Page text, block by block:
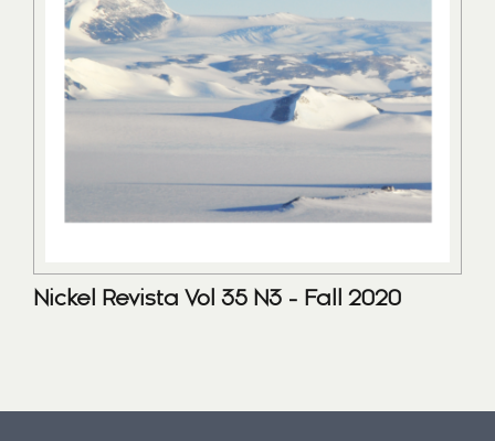
Nickel Revista Vol 35 N3 - Fall 2020